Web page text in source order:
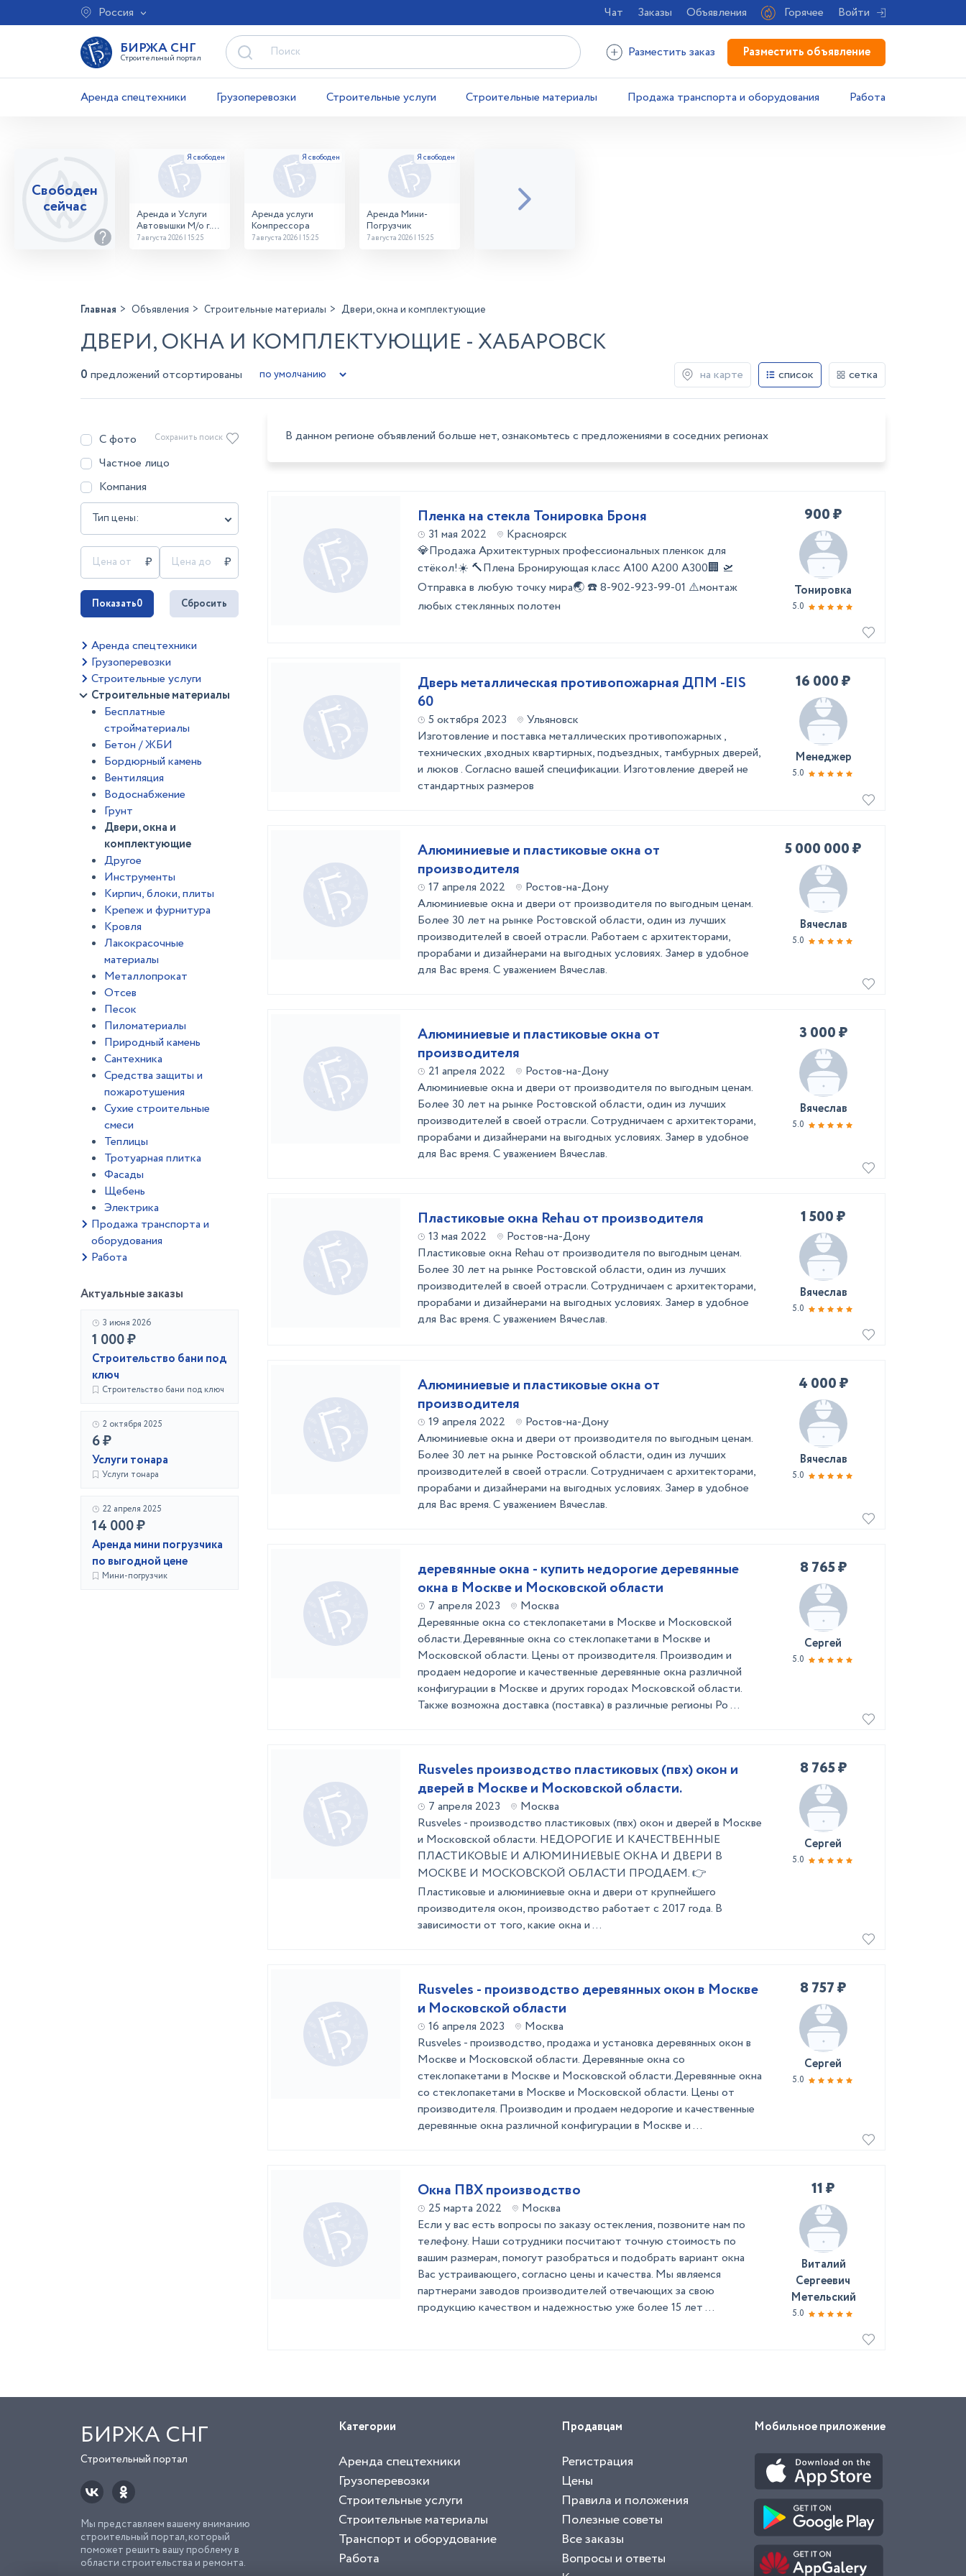
Россия Чат Заказы Объявления Горячее Войти
БИРЖА СНГ
Строительный портал Разместить заказ Разместить объявление
Аренда спецтехники Грузоперевозки Строительные услуги Строительные материалы Продажа транспорта и оборудования Работа
Свободен
сейчас
Аренда и Услуги
Автовышки М/о г.
Домодедово
7 августа 2026 | 15:25
Аренда услуги
Компрессора
7 августа 2026 | 15:25
Аренда Мини-
Погрузчик
7 августа 2026 | 15:25
Главная Объявления Строительные материалы Двери, окна и комплектующие
ДВЕРИ, ОКНА И КОМПЛЕКТУЮЩИЕ - ХАБАРОВСК
0 предложений отсортированы на карте список сетка
С фото
Частное лицо
Компания
Тип цены:
Сохранить поиск
Показать0 Сбросить
Аренда спецтехники
Грузоперевозки
Строительные услуги
Строительные материалы
Бесплатные
стройматериалы
Бетон / ЖБИ
Бордюрный камень
Вентиляция
Водоснабжение
Грунт
Двери, окна и
комплектующие
Другое
Инструменты
Кирпич, блоки, плиты
Крепеж и фурнитура
Кровля
Лакокрасочные
материалы
Металлопрокат
Отсев
Песок
Пиломатериалы
Природный камень
Сантехника
Средства защиты и
пожаротушения
Сухие строительные
смеси
Теплицы
Тротуарная плитка
Фасады
Щебень
Электрика
Продажа транспорта и
оборудования
Работа
Актуальные заказы
3 июня 2026
1 000 ₽
Строительство бани под
ключ
Строительство бани под ключ
2 октября 2025
6 ₽
Услуги тонара
Услуги тонара
22 апреля 2025
14 000 ₽
Аренда мини погрузчика
по выгодной цене
Мини-погрузчик
В данном регионе объявлений больше нет, ознакомьтесь с предложениями в соседних регионах
Пленка на стекла Тонировка Броня
31 мая 2022
Красноярск
💎Продажа Архитектурных профессиональных пленкок для
стёкол!☀️ 🔨Плена Бронирующая класс А100 А200 А300🏢 🛫
Отправка в любую точку мира🌏 ☎️ 8-902-923-99-01 ⚠️монтаж
любых стеклянных полотен
900 ₽
Тонировка
5.0
Дверь металлическая противопожарная ДПМ -EIS
60
5 октября 2023
Ульяновск
Изготовление и поставка металлических противопожарных ,
технических ,входных квартирных, подъездных, тамбурных дверей,
и люков . Согласно вашей спецификации. Изготовление дверей не
стандартных размеров
16 000 ₽
Менеджер
5.0
Алюминиевые и пластиковые окна от
производителя
17 апреля 2022
Ростов-на-Дону
Алюминиевые окна и двери от производителя по выгодным ценам.
Более 30 лет на рынке Ростовской области, один из лучших
производителей в своей отрасли. Работаем с архитекторами,
прорабами и дизайнерами на выгодных условиях. Замер в удобное
для Вас время. С уважением Вячеслав.
5 000 000 ₽
Вячеслав
5.0
Алюминиевые и пластиковые окна от
производителя
21 апреля 2022
Ростов-на-Дону
Алюминиевые окна и двери от производителя по выгодным ценам.
Более 30 лет на рынке Ростовской области, один из лучших
производителей в своей отрасли. Сотрудничаем с архитекторами,
прорабами и дизайнерами на выгодных условиях. Замер в удобное
для Вас время. С уважением Вячеслав.
3 000 ₽
Вячеслав
5.0
Пластиковые окна Rehau от производителя
13 мая 2022
Ростов-на-Дону
Пластиковые окна Rehau от производителя по выгодным ценам.
Более 30 лет на рынке Ростовской области, один из лучших
производителей в своей отрасли. Сотрудничаем с архитекторами,
прорабами и дизайнерами на выгодных условиях. Замер в удобное
для Вас время. С уважением Вячеслав.
1 500 ₽
Вячеслав
5.0
Алюминиевые и пластиковые окна от
производителя
19 апреля 2022
Ростов-на-Дону
Алюминиевые окна и двери от производителя по выгодным ценам.
Более 30 лет на рынке Ростовской области, один из лучших
производителей в своей отрасли. Сотрудничаем с архитекторами,
прорабами и дизайнерами на выгодных условиях. Замер в удобное
для Вас время. С уважением Вячеслав.
4 000 ₽
Вячеслав
5.0
деревянные окна - купить недорогие деревянные
окна в Москве и Московской области
7 апреля 2023
Москва
Деревянные окна со стеклопакетами в Москве и Московской
области.Деревянные окна со стеклопакетами в Москве и
Московской области. Цены от производителя. Производим и
продаем недорогие и качественные деревянные окна различной
конфигурации в Москве и других городах Московской области.
Также возможна доставка (поставка) в различные регионы Ро ...
8 765 ₽
Сергей
5.0
Rusveles производство пластиковых (пвх) окон и
дверей в Москве и Московской области.
7 апреля 2023
Москва
Rusveles - производство пластиковых (пвх) окон и дверей в Москве
и Московской области. НЕДОРОГИЕ И КАЧЕСТВЕННЫЕ
ПЛАСТИКОВЫЕ И АЛЮМИНИЕВЫЕ ОКНА И ДВЕРИ В
МОСКВЕ И МОСКОВСКОЙ ОБЛАСТИ ПРОДАЕМ. 👉
Пластиковые и алюминиевые окна и двери от крупнейшего
производителя окон, производство работает с 2017 года. В
зависимости от того, какие окна и ...
8 765 ₽
Сергей
5.0
Rusveles - производство деревянных окон в Москве
и Московской области
16 апреля 2023
Москва
Rusveles - производство, продажа и установка деревянных окон в
Москве и Московской области. Деревянные окна со
стеклопакетами в Москве и Московской области.Деревянные окна
со стеклопакетами в Москве и Московской области. Цены от
производителя. Производим и продаем недорогие и качественные
деревянные окна различной конфигурации в Москве и ...
8 757 ₽
Сергей
5.0
Окна ПВХ производство
25 марта 2022
Москва
Если у вас есть вопросы по заказу остекления, позвоните нам по
телефону. Наши сотрудники посчитают точную стоимость по
вашим размерам, помогут разобраться и подобрать вариант окна
Вас устраивающего, согласно цены и качества. Мы являемся
партнерами заводов производителей отвечающих за свою
продукцию качеством и надежностью уже более 15 лет ...
11 ₽
Виталий
Сергеевич
Метельский
5.0
БИРЖА СНГ
Строительный портал
Мы представляем вашему вниманию
строительный портал, который
поможет решить вашу проблему в
области строительства и ремонта.
Категории
Аренда спецтехники
Грузоперевозки
Строительные услуги
Строительные материалы
Транспорт и оборудование
Работа
Продавцам
Регистрация
Цены
Правила и положения
Полезные советы
Все заказы
Вопросы и ответы
Мобильное приложение